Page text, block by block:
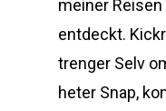
meiner
entdeckt.
trenger Selv
heter Snap,